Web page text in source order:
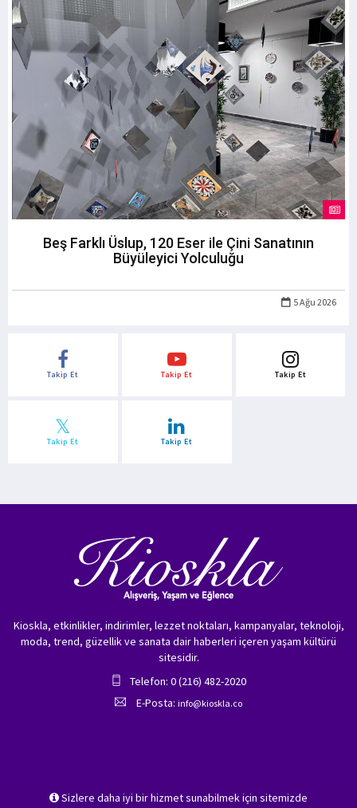
Beş Farklı Üslup, 120 Eser ile Çini Sanatının
Büyüleyici Yolculuğu
5 Ağu 2026
Takip Et Takip Et Takip Et
Takip Et Takip Et
Sizlere daha iyi bir hizmet sunabilmek için sitemizde
Kioskla, etkinlikler, indirimler, lezzet noktaları, kampanyalar, teknoloji,
moda, trend, güzellik ve sanata dair haberleri içeren yaşam kültürü
sitesidir.
Telefon: 0 (216) 482-2020
E-Posta: info@kioskla.co